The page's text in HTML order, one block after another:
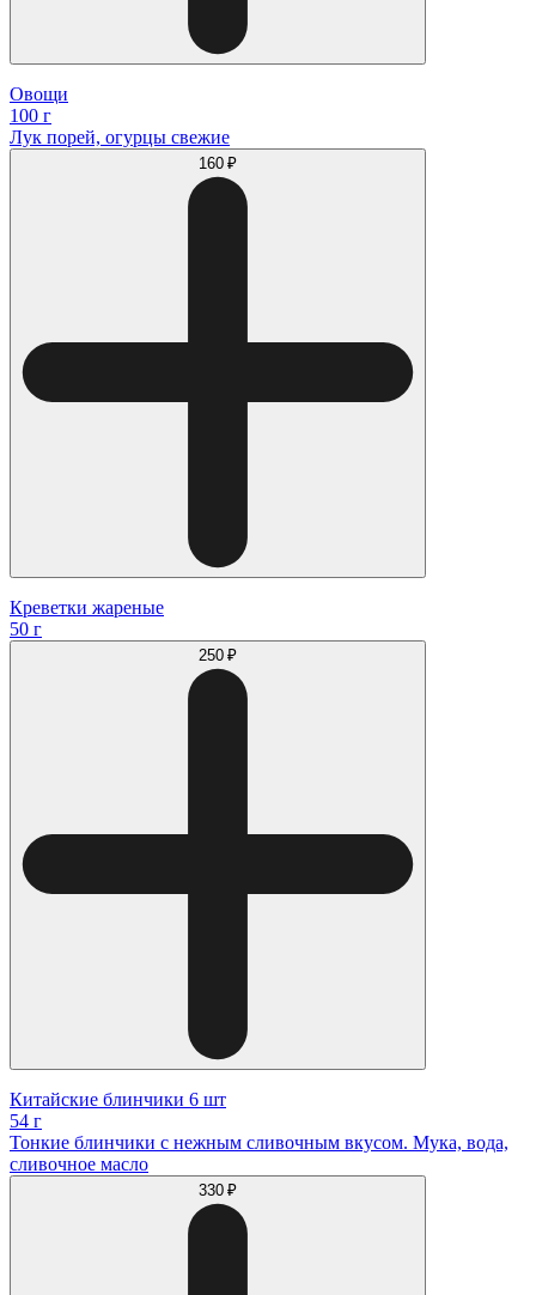
Овощи
100 г
Лук порей, огурцы свежие
160 ₽
Креветки жареные
50 г
250 ₽
Китайские блинчики 6 шт
54 г
Тонкие блинчики с нежным сливочным вкусом. Мука, вода,
сливочное масло
330 ₽